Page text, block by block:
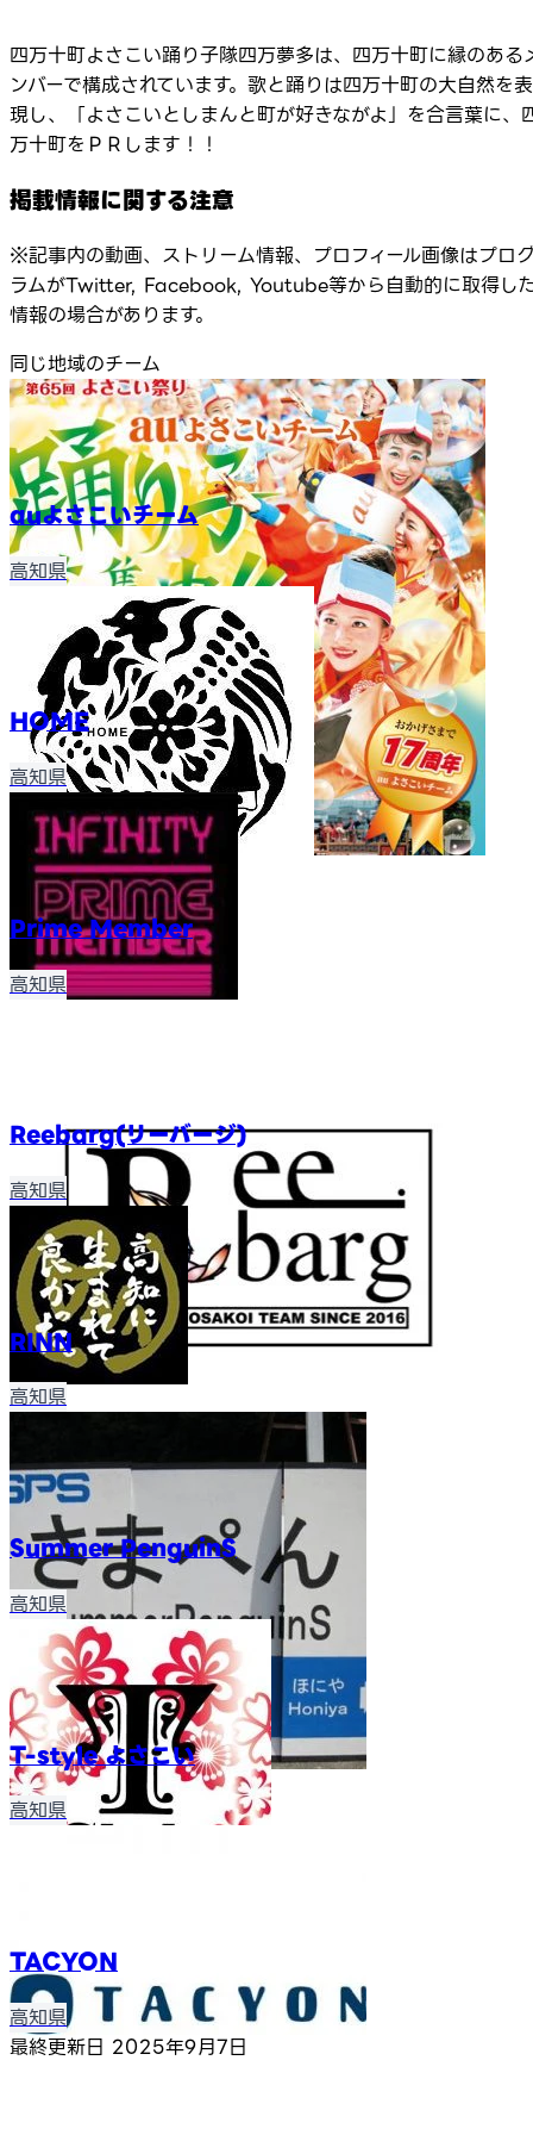
四万十町よさこい踊り子隊四万夢多は、四万十町に縁のある
ンバーで構成されています。歌と踊りは四万十町の大自然を表
現し、「よさこいとしまんと町が好きながよ」を合言葉に、
万十町をＰＲします！！
掲載情報に関する注意
※記事内の動画、ストリーム情報、プロフィール画像はプロ
ラムがTwitter, Facebook, Youtube等から自動的に取得し
情報の場合があります。
同じ地域のチーム
auよさこいチーム
高知県
HOME
高知県
Prime Member
高知県
Reebarg(リーバージ)
高知県
RINN
高知県
Summer PenguinS
高知県
T-style よさこい
高知県
TACYON
高知県
最終更新日 2025年9月7日